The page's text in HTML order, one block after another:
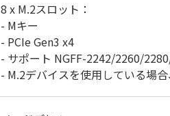
8 x M.2スロット：
- Mキー
- PCIe Gen3 x4
- サポート NGFF-2242/2260/
- M.2デバイスを使用している場